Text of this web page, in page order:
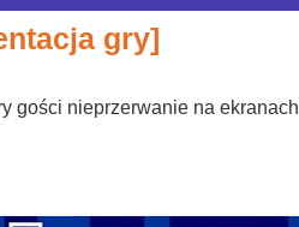
gry]
gości nieprzerwanie na ekranach